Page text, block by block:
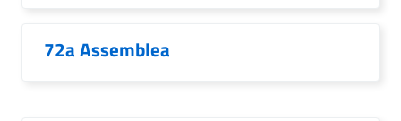
72a Assemblea